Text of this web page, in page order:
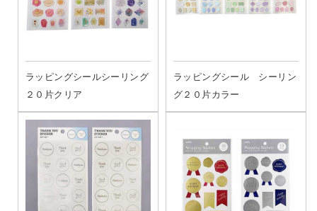
ラッピングシールシーリング
２０片クリア
ラッピングシール シーリン
グ２０片カラー